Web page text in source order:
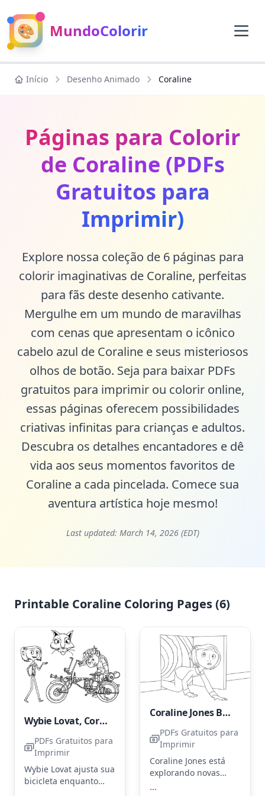
🎨 MundoColorir
Início Desenho Animado Coraline
Páginas para Colorir
de Coraline (PDFs
Gratuitos para
Imprimir)
Explore nossa coleção de 6 páginas para
colorir imaginativas de Coraline, perfeitas
para fãs deste desenho cativante.
Mergulhe em um mundo de maravilhas
com cenas que apresentam o icônico
cabelo azul de Coraline e seus misteriosos
olhos de botão. Seja para baixar PDFs
gratuitos para imprimir ou colorir online,
essas páginas oferecem possibilidades
criativas infinitas para crianças e adultos.
Descubra os detalhes encantadores e dê
vida aos seus momentos favoritos de
Coraline a cada pincelada. Comece sua
aventura artística hoje mesmo!
Last updated: March 14, 2026 (EDT)
Printable Coraline Coloring Pages (6)
Wybie Lovat, Coraline e o Gato Preto
PDFs Gratuitos para
Imprimir
Wybie Lovat ajusta sua
bicicleta enquanto
Coraline Jones Básico
PDFs Gratuitos para
Imprimir
Coraline Jones está
explorando novas
...